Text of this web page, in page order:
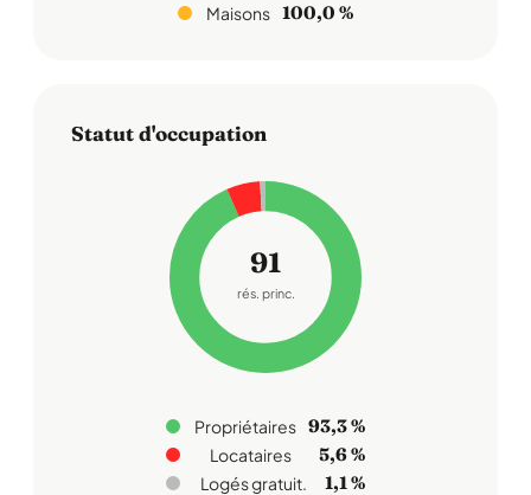
Maisons 100,0 %
Statut d'occupation
91
rés. princ.
Propriétaires 93,3 %
Locataires 5,6 %
Logés gratuit. 1,1 %